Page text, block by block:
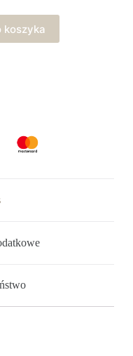
koszyka